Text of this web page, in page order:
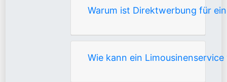
Warum ist Direktwerbung für
Wie kann ein